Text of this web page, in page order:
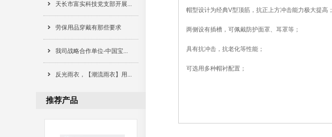
天长市富实科技党支部开展...
劳保用品穿戴有那些要求
我司战略合作单位-中国宝...
反光雨衣，【潮流雨衣】用...
推荐产品
帽型设计为经典V型顶筋，抗正上方冲击能力极大提高；
两侧设有插槽，可佩戴防护面罩、耳罩等；
具有抗冲击，抗老化等性能；
可选用多种帽衬配置；